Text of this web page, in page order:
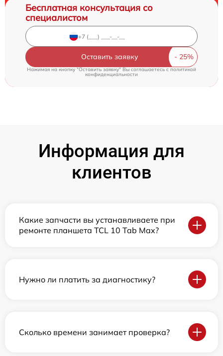
Бесплатная консультация со
специалистом
Оставить заявку
Нажимая на кнопку "Оставить заявку" Вы соглашаетесь cполитикой
конфиденциальности
Информация для
клиентов
Какие запчасти вы устанавливаете при
ремонте планшета TCL 10 Tab Max?
Нужно ли платить за диагностику?
Сколько времени занимает проверка?